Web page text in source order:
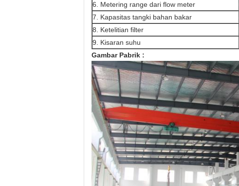
6. Metering range dari flow meter
7. Kapasitas tangki bahan bakar
8. Ketelitian filter
9. Kisaran suhu
Gambar Pabrik :